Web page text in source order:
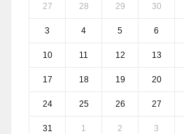
27 28 29 30
3 4 5 6
10 11 12 13
17 18 19 20
24 25 26 27
31 1 2 3